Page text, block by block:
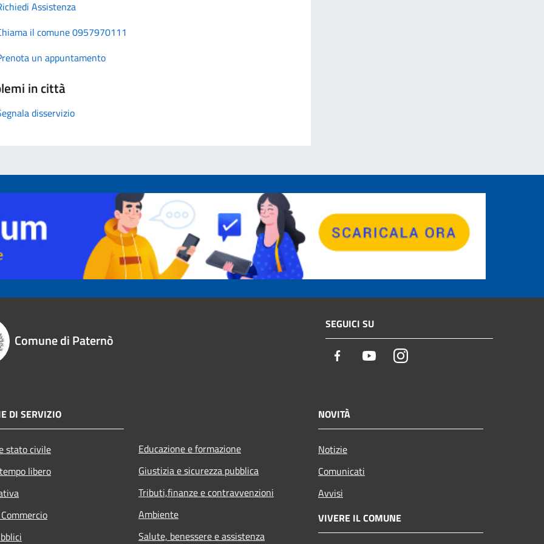
Assistenza
il comune 0957970111
un appuntamento
in città
disservizio
Comune di Paternò
SEGUICI SU
Facebook YoutubeInstagram
DI SERVIZIO
stato civile
libero
Educazione e formazione
Giustizia e sicurezza pubblica
Tributi,finanze e contravvenzioni
Ambiente
Salute, benessere e assistenza
NOVITÀ
Notizie
Comunicati
Avvisi
VIVERE IL COMUNE